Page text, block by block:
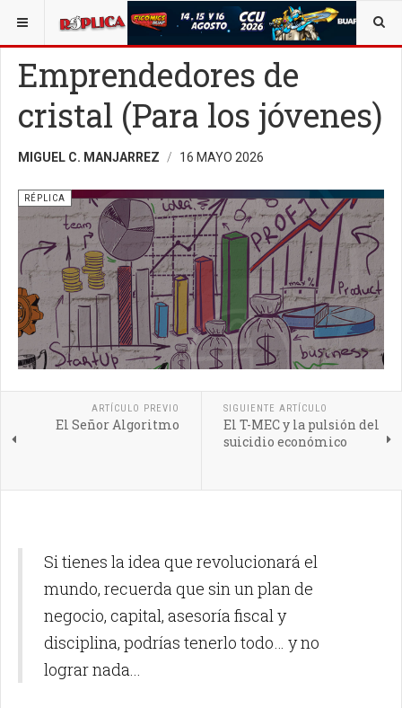
ESTÁ AQUÍ: OPINIÓN RÉPLICA
Emprendedores de
cristal (Para los jóvenes)
MIGUEL C. MANJARREZ 16 MAYO 2026
RÉPLICA
ARTÍCULO PREVIO
El Señor Algoritmo
SIGUIENTE ARTÍCULO
El T-MEC y la pulsión del
suicidio económico
Si tienes la idea que revolucionará el
mundo, recuerda que sin un plan de
negocio, capital, asesoría fiscal y
disciplina, podrías tenerlo todo… y no
lograr nada...